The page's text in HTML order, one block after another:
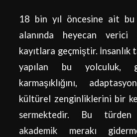
18 bin yıl öncesine ait
alanında heyecan
kayıtlara geçmiştir.
yapılan bu yolculuk,
karmaşıklığını,
kültürel zenginliklerini bir
sermektedir. Bu türden
akademik merakı